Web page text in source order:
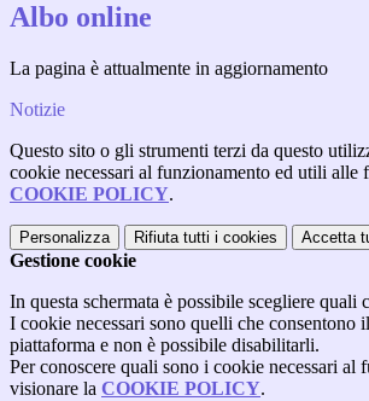
Albo online
La pagina è attualmente in aggiornamento
Notizie
Questo sito o gli strumenti terzi da questo
cookie necessari al funzionamento ed utili alle
COOKIE POLICY.
Personalizza Rifiuta tutti i cookies Accetta
Gestione cookie
In questa schermata è possibile scegliere quali
I cookie necessari sono quelli che consentono
piattaforma e non è possibile disabilitarli.
Per conoscere quali sono i cookie necessari al
visionare la COOKIE POLICY.